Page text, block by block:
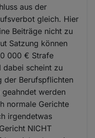
aus der
gleich. Hier
Beiträge nicht zu
Satzung können
000 € Strafe
dabei scheint zu
der Berufspflichten
werden
normale Gerichte
irgendetwas
NICHT